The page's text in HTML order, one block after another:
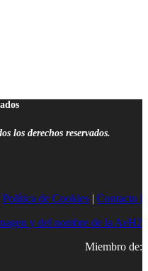
los derechos reservados.
Política de Cookies | Contacto |
y del nombre de la AeH2
Miembro de: